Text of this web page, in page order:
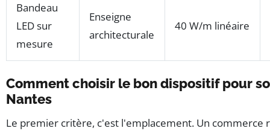
Bandeau
LED sur
mesure
Enseigne
architecturale
40 W/m linéaire
Comment choisir le bon dispositif pour
Nantes
Le premier critère, c'est l'emplacement. Un commerce